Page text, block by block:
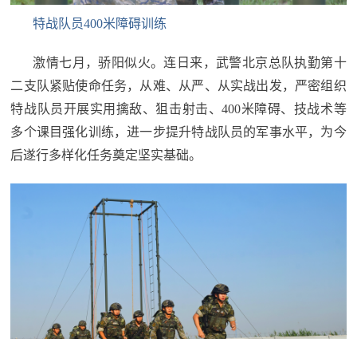
规
国
防
知
国
防
知
识
防
全
子
特战队员400米障碍训练
激情七月，骄阳似火。连日来，武警北京总队执勤第十
二支队紧贴使命任务，从难、从严、从实战出发，严密组织
特战队员开展实用擒敌、狙击射击、400米障碍、技战术等
多个课目强化训练，进一步提升特战队员的军事水平，为今
后遂行多样化任务奠定坚实基础。